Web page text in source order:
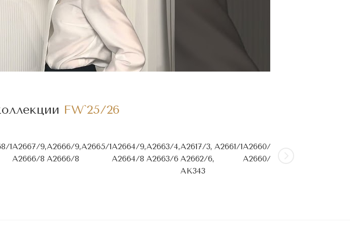
FW`25/26
1A2667/9,
A2666/8
A2666/9,
A2666/8
A2665/1A2664/9,
A2664/8
A2663/4,
A2663/6
A2617/3,
A2662/6,
AK343
A2661/1A2660/4,
A2660/6